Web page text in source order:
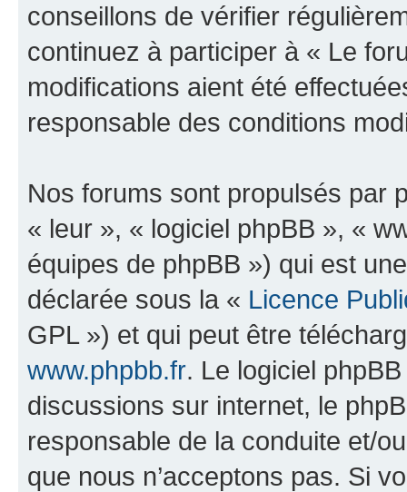
conseillons de vérifier
continuez à participer à « Le
modifications aient été
responsable des conditions
Nos forums sont propulsés par
« leur », « logiciel phpBB », «
équipes de phpBB ») qui est
déclarée sous la « Licence
GPL ») et qui peut être
www.phpbb.fr. Le logiciel
discussions sur internet, le
responsable de la conduite et/
que nous n’acceptons pas. Si